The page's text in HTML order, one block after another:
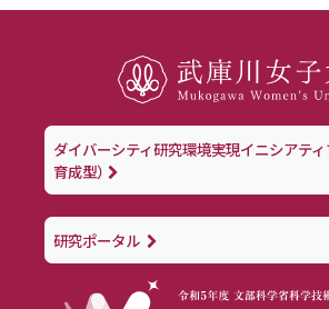
ダイバーシティ研究環境実現イニシアティ
育成型）
研究ポータル